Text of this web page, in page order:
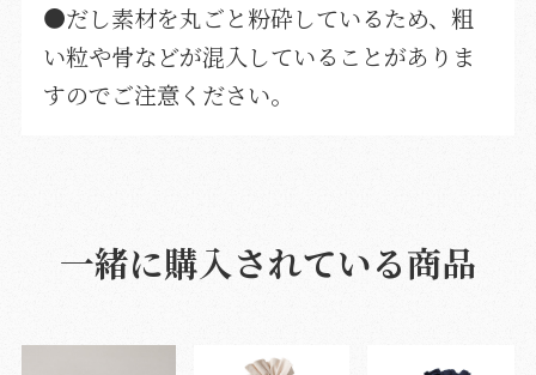
●だし素材を丸ごと粉砕しているため、粗
い粒や骨などが混入していることがありま
すのでご注意ください。
一緒に購入されている商品